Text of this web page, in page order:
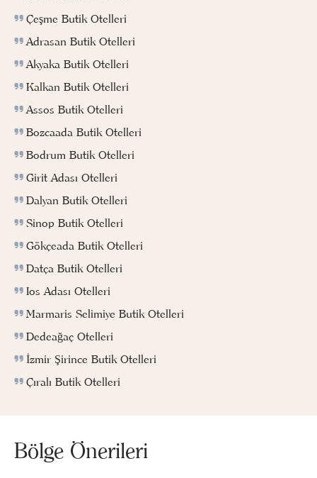
Çeşme Butik Otelleri
Adrasan Butik Otelleri
Akyaka Butik Otelleri
Kalkan Butik Otelleri
Assos Butik Otelleri
Bozcaada Butik Otelleri
Bodrum Butik Otelleri
Girit Adası Otelleri
Dalyan Butik Otelleri
Sinop Butik Otelleri
Gökçeada Butik Otelleri
Datça Butik Otelleri
Ios Adası Otelleri
Marmaris Selimiye Butik Otelleri
Dedeağaç Otelleri
İzmir Şirince Butik Otelleri
Çıralı Butik Otelleri
Bölge Önerileri